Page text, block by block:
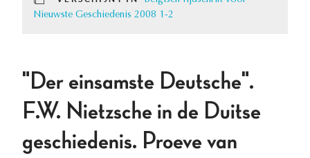
Nieuwste Geschiedenis 2008 1-2
"Der einsamste Deutsche".
F.W. Nietzsche in de Duitse
geschiedenis. Proeve van